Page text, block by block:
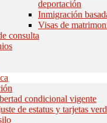
deportación
Inmigración
Visas de
consulta
condicional vigente
de estatus y tarjetas